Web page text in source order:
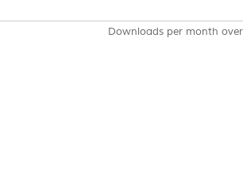
Downloads per month